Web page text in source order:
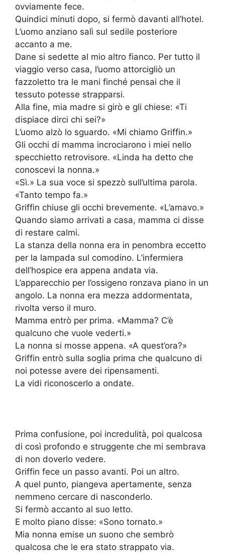
ovviamente fece.
Quindici minuti dopo, si fermò davanti all’hotel.
L’uomo anziano salì sul sedile posteriore
accanto a me.
Dane si sedette al mio altro fianco. Per tutto il
viaggio verso casa, l’uomo attorcigliò un
fazzoletto tra le mani finché pensai che il
tessuto potesse strapparsi.
Alla fine, mia madre si girò e gli chiese: «Ti
dispiace dirci chi sei?»
L’uomo alzò lo sguardo. «Mi chiamo Griffin.»
Gli occhi di mamma incrociarono i miei nello
specchietto retrovisore. «Linda ha detto che
conoscevi la nonna.»
«Sì.» La sua voce si spezzò sull’ultima parola.
«Tanto tempo fa.»
Griffin chiuse gli occhi brevemente. «L’amavo.»
Quando siamo arrivati a casa, mamma ci disse
di restare calmi.
La stanza della nonna era in penombra eccetto
per la lampada sul comodino. L’infermiera
dell’hospice era appena andata via.
L’apparecchio per l’ossigeno ronzava piano in un
angolo. La nonna era mezza addormentata,
rivolta verso il muro.
Mamma entrò per prima. «Mamma? C’è
qualcuno che vuole vederti.»
La nonna si mosse appena. «A quest’ora?»
Griffin entrò sulla soglia prima che qualcuno di
noi potesse avere dei ripensamenti.
La vidi riconoscerlo a ondate.
Prima confusione, poi incredulità, poi qualcosa
di così profondo e struggente che mi sembrava
di non doverlo vedere.
Griffin fece un passo avanti. Poi un altro.
A quel punto, piangeva apertamente, senza
nemmeno cercare di nasconderlo.
Si fermò accanto al suo letto.
E molto piano disse: «Sono tornato.»
Mia nonna emise un suono che sembrò
qualcosa che le era stato strappato via.